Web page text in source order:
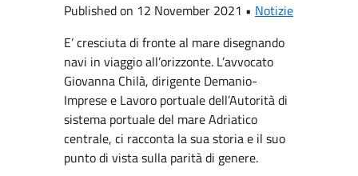
Published on 12 November 2021 • Notizie
E’ cresciuta di fronte al mare disegnando
navi in viaggio all’orizzonte. L’avvocato
Giovanna Chilà, dirigente Demanio-
Imprese e Lavoro portuale dell’Autorità di
sistema portuale del mare Adriatico
centrale, ci racconta la sua storia e il suo
punto di vista sulla parità di genere.